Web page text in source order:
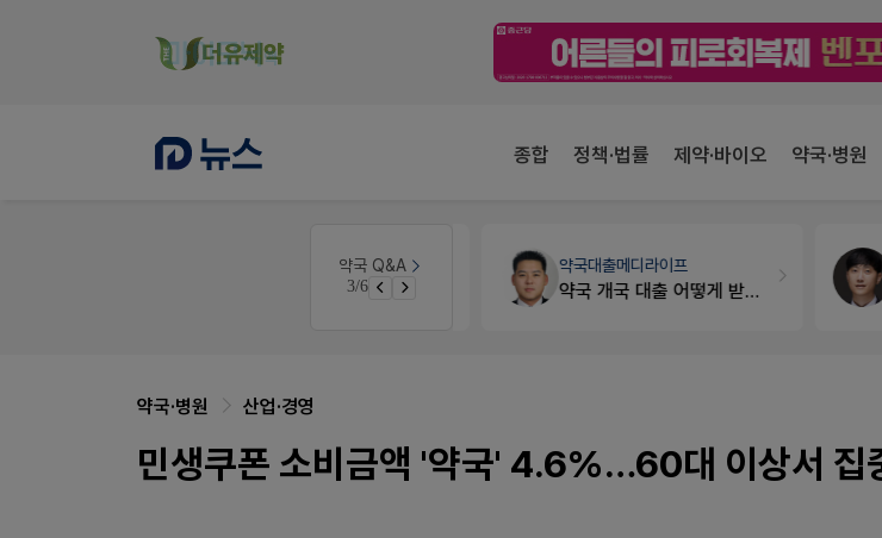
종합 정책·법률 제약·바이오 약국·병원
약국 Q&A
3/6
경단녀요건중 근로스득원천징수액
약국대출메디라이프
약국 개국 대출 어떻게 받아야할지 어렵습니다
약
문
약국·병원 산업·경영
민생쿠폰 소비금액 '약국' 4.6%…60대 이상서 집